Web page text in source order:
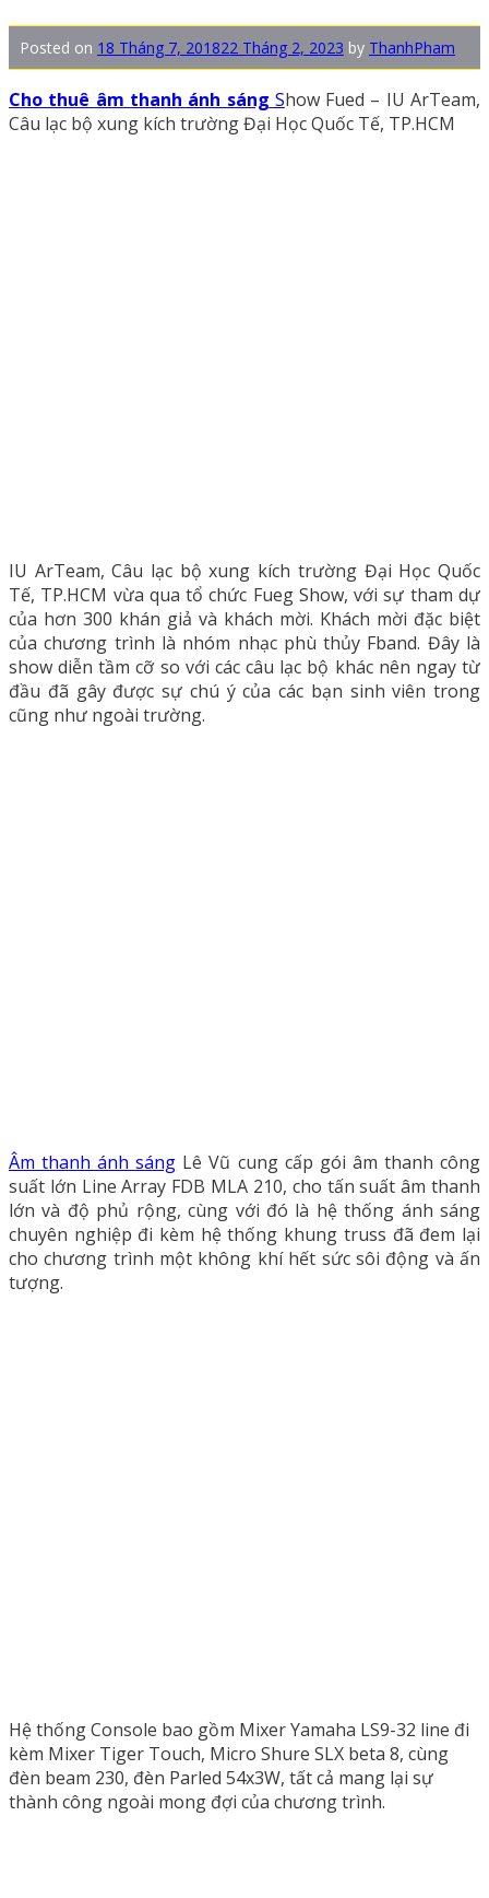
Posted on 18 Tháng 7, 201822 Tháng 2, 2023 by ThanhPham
Cho thuê âm thanh ánh sáng Show Fued – IU ArTeam,
Câu lạc bộ xung kích trường Đại Học Quốc Tế, TP.HCM
IU ArTeam, Câu lạc bộ xung kích trường Đại Học Quốc
Tế, TP.HCM vừa qua tổ chức Fueg Show, với sự tham dự
của hơn 300 khán giả và khách mời. Khách mời đặc biệt
của chương trình là nhóm nhạc phù thủy Fband. Đây là
show diễn tầm cỡ so với các câu lạc bộ khác nên ngay từ
đầu đã gây được sự chú ý của các bạn sinh viên trong
cũng như ngoài trường.
Âm thanh ánh sáng Lê Vũ cung cấp gói âm thanh công
suất lớn Line Array FDB MLA 210, cho tấn suất âm thanh
lớn và độ phủ rộng, cùng với đó là hệ thống ánh sáng
chuyên nghiệp đi kèm hệ thống khung truss đã đem lại
cho chương trình một không khí hết sức sôi động và ấn
tượng.
Hệ thống Console bao gồm Mixer Yamaha LS9-32 line đi
kèm Mixer Tiger Touch, Micro Shure SLX beta 8, cùng
đèn beam 230, đèn Parled 54x3W, tất cả mang lại sự
thành công ngoài mong đợi của chương trình.